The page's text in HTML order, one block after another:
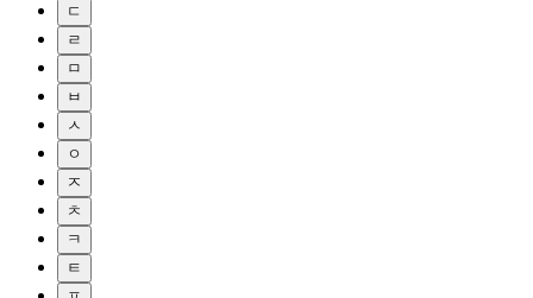
ㄷ
ㄹ
ㅁ
ㅂ
ㅅ
ㅇ
ㅈ
ㅊ
ㅋ
ㅌ